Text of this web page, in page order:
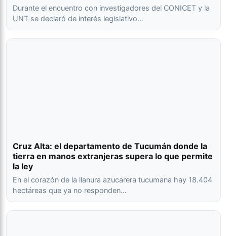
Durante el encuentro con investigadores del CONICET y la
UNT se declaró de interés legislativo…
Cruz Alta: el departamento de Tucumán donde la
tierra en manos extranjeras supera lo que permite
la ley
En el corazón de la llanura azucarera tucumana hay 18.404
hectáreas que ya no responden…